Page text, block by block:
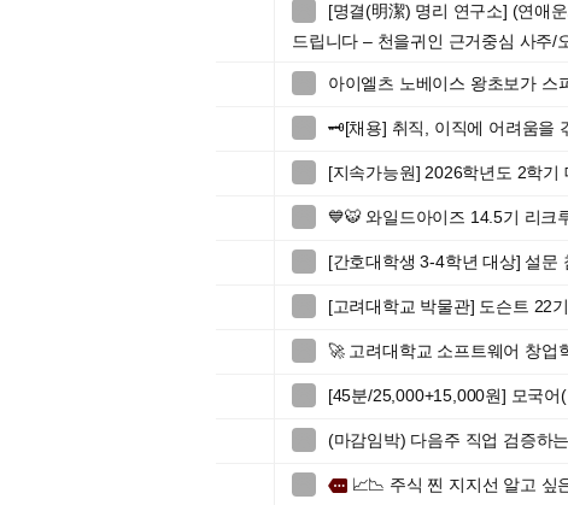
[명결(明潔) 명리 연구소] (연애
드립니다 – 천을귀인 근거중심 사주/
아이엘츠 노베이스 왕초보가 스
🗝️[채용] 취직, 이직에 어려움을
[지속가능원] 2026학년도 2학기
💙🐯 와일드아이즈 14.5기 리크
[간호대학생 3-4학년 대상] 설문
[고려대학교 박물관] 도슨트 22
🚀 고려대학교 소프트웨어 창업
[45분/25,000+15,000원] 모국
(마감임박) 다음주 직업 검증하
more 📈📉 주식 찐 지지선 알고 싶